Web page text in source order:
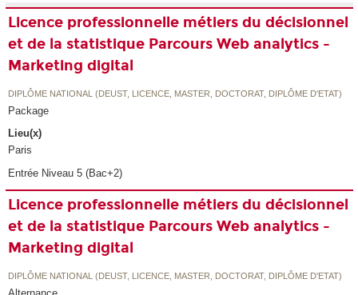
Licence professionnelle métiers du décisionnel
et de la statistique Parcours Web analytics -
Marketing digital
DIPLÔME NATIONAL (DEUST, LICENCE, MASTER, DOCTORAT, DIPLÔME D'ETAT)
Package
Lieu(x)
Paris
Entrée Niveau 5 (Bac+2)
Licence professionnelle métiers du décisionnel
et de la statistique Parcours Web analytics -
Marketing digital
DIPLÔME NATIONAL (DEUST, LICENCE, MASTER, DOCTORAT, DIPLÔME D'ETAT)